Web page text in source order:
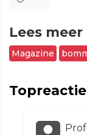
Lees meer
Magazine
Topreactie